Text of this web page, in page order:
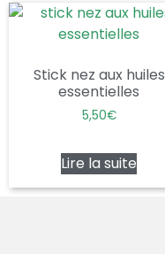
Stick nez aux huiles
essentielles
5,50€
Lire la suite